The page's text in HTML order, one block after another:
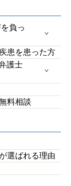
負っ
患を患った方
護士
料相談
選ばれる理由